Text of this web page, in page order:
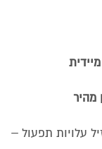
מהיר
עלויות תפעול –